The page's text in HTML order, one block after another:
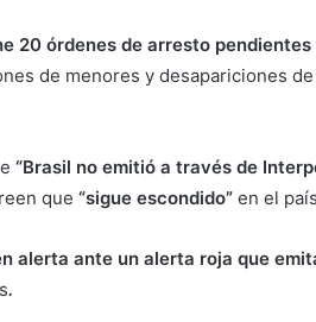
20 órdenes de arresto pendientes
de menores y desapariciones
“Brasil no emitió a través de
que “sigue escondido” en el
alerta ante un alerta roja que
.